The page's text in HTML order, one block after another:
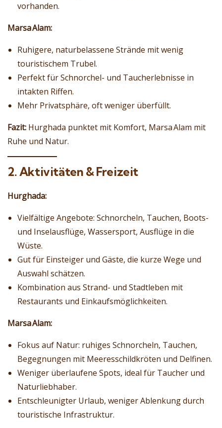
vorhanden.
Marsa Alam:
Ruhigere, naturbelassene Strände mit wenig
touristischem Trubel.
Perfekt für Schnorchel- und Taucherlebnisse in
intakten Riffen.
Mehr Privatsphäre, oft weniger überfüllt.
Fazit: Hurghada punktet mit Komfort, Marsa Alam mit
Ruhe und Natur.
2. Aktivitäten & Freizeit
Hurghada:
Vielfältige Angebote: Schnorcheln, Tauchen, Boots-
und Inselausflüge, Wassersport, Ausflüge in die
Wüste.
Gut für Einsteiger und Gäste, die kurze Wege und
Auswahl schätzen.
Kombination aus Strand- und Stadtleben mit
Restaurants und Einkaufsmöglichkeiten.
Marsa Alam:
Fokus auf Natur: ruhiges Schnorcheln, Tauchen,
Begegnungen mit Meeresschildkröten und Delfinen.
Weniger überlaufene Spots, ideal für Taucher und
Naturliebhaber.
Entschleunigter Urlaub, weniger Ablenkung durch
touristische Infrastruktur.